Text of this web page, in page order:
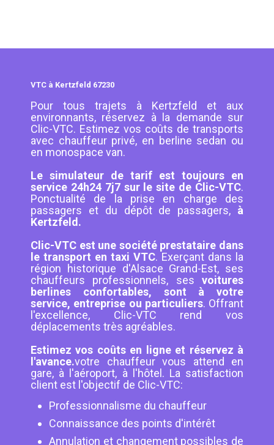
VTC à Kertzfeld 67230
Pour tous trajets à Kertzfeld et aux
environnants, réservez à la demande sur
Clic-VTC. Estimez vos coûts de transports
avec chauffeur privé, en berline sedan ou
en monospace van.
Le simulateur de tarif est toujours en
service 24h24 7j7 sur le site de Clic-VTC.
Ponctualité de la prise en charge des
passagers et du dépôt de passagers, à
Kertzfeld.
Clic-VTC est une société prestataire dans
le transport en taxi VTC. Exerçant dans la
région historique d'Alsace Grand-Est, ses
chauffeurs professionnels, ses voitures
berlines confortables, sont à votre
service, entreprise ou particuliers. Offrant
l'excellence, Clic-VTC rend vos
déplacements très agréables.
Estimez vos coûts en ligne et réservez à
l'avance.votre chauffeur vous attend en
gare, à l'aéroport, à l'hôtel. La satisfaction
client est l'objectif de Clic-VTC:
Professionnalisme du chauffeur
Connaissance des points d'intérêt
Annulation et changement possibles de